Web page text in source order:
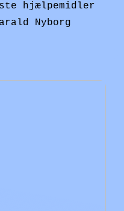
hjælpemidler
Nyborg